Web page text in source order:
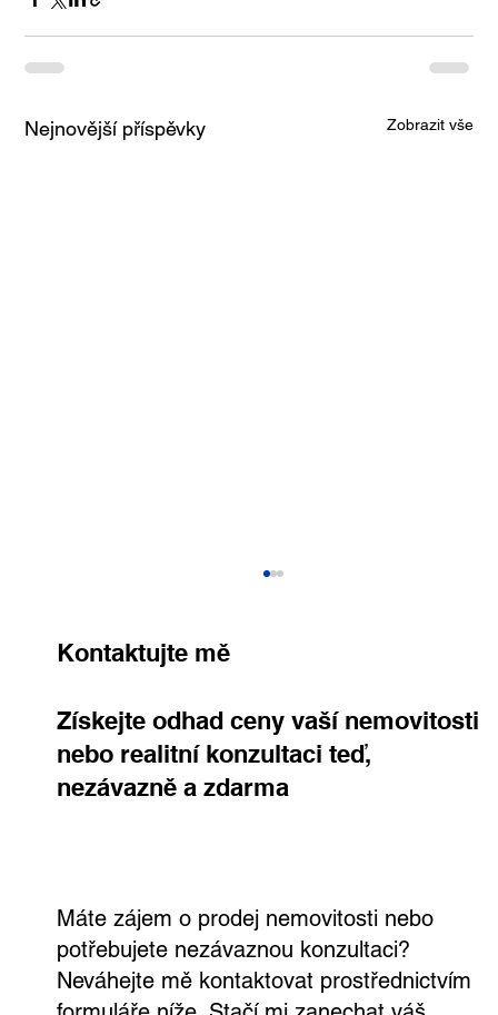
Nejnovější příspěvky Zobrazit vše
Kontaktujte mě
Získejte odhad ceny vaší nemovitosti
nebo realitní konzultaci teď,
nezávazně a zdarma
Máte zájem o prodej nemovitosti nebo
potřebujete nezávaznou konzultaci?
Neváhejte mě kontaktovat prostřednictvím